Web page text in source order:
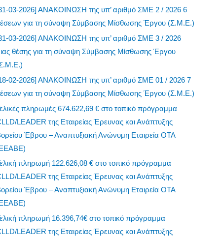
03-2026] ΑΝΑΚΟΙΝΩΣΗ της υπ’ αριθμό ΣΜΕ 2 / 2026 6
για τη σύναψη Σύμβασης Μίσθωσης Έργου (Σ.Μ.Ε.)
03-2026] ΑΝΑΚΟΙΝΩΣΗ της υπ’ αριθμό ΣΜΕ 3 / 2026
θέσης για τη σύναψη Σύμβασης Μίσθωσης Έργου
02-2026] ΑΝΑΚΟΙΝΩΣΗ της υπ’ αριθμό ΣΜΕ 01 / 2026 7
για τη σύναψη Σύμβασης Μίσθωσης Έργου (Σ.Μ.Ε.)
πληρωμές 674.622,69 € στο τοπικό πρόγραμμα
LEADER της Εταιρείας Έρευνας και Ανάπτυξης
Έβρου – Αναπτυξιακή Ανώνυμη Εταιρεία ΟΤΑ
πληρωμή 122.626,08 € στο τοπικό πρόγραμμα
LEADER της Εταιρείας Έρευνας και Ανάπτυξης
Έβρου – Αναπτυξιακή Ανώνυμη Εταιρεία ΟΤΑ
πληρωμή 16.396,74€ στο τοπικό πρόγραμμα
LEADER της Εταιρείας Έρευνας και Ανάπτυξης